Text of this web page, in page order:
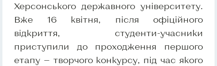
Херсонського державного університету.
Вже 16 квітня, після офіційного
відкриття, студенти-учасники
приступили до проходження першого
етапу — творчого конкурсу, під час якого